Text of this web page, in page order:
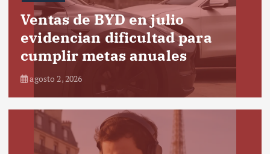
Ventas de BYD en julio
evidencian dificultad para
cumplir metas anuales
agosto 2, 2026